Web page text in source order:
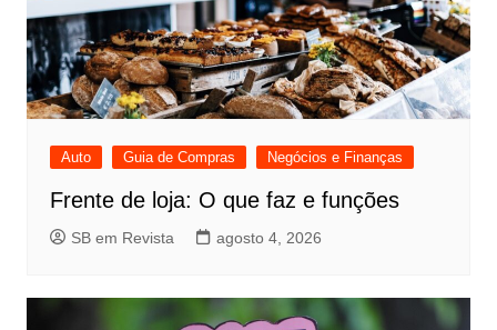
Auto Guia de Compras Negócios e Finanças
Frente de loja: O que faz e funções
SB em Revista agosto 4, 2026